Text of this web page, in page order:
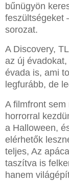
bűnügyön
feszültségeket
sorozat.
A Discovery,
az új
évada is, ami
legfurább, de
A filmfront
horrorral
a Halloween,
elérhetők
teljes, Az
taszítva is
hanem